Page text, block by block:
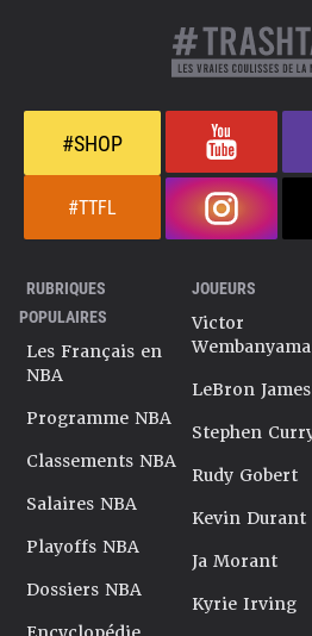
#SHOP
#TTFL
RUBRIQUES
POPULAIRES
Les Français en
NBA
Programme NBA
Classements NBA
Salaires NBA
Playoffs NBA
Dossiers NBA
JOUEURS
Victor
Wembanyama
LeBron James
Stephen
Rudy Gobert
Kevin Durant
Ja Morant
Kyrie Irving